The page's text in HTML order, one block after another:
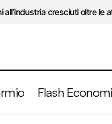
all’industria cresciuti oltre le
Flash